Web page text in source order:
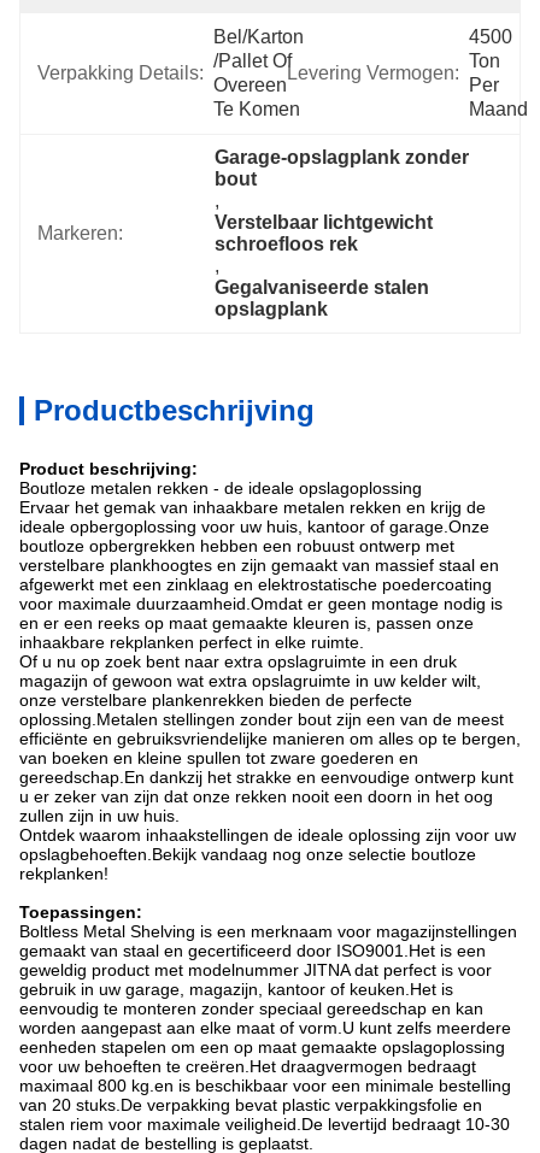
Verpakking Details:
Bel/karton
/pallet Of
Overeen
Te Komen
Levering Vermogen:
4500
Ton
Per
Maand
Markeren:
Garage-opslagplank zonder
bout
,
Verstelbaar lichtgewicht
schroefloos rek
,
Gegalvaniseerde stalen
opslagplank
Productbeschrijving
Product beschrijving:
Boutloze metalen rekken - de ideale opslagoplossing
Ervaar het gemak van inhaakbare metalen rekken en krijg de
ideale opbergoplossing voor uw huis, kantoor of garage.Onze
boutloze opbergrekken hebben een robuust ontwerp met
verstelbare plankhoogtes en zijn gemaakt van massief staal en
afgewerkt met een zinklaag en elektrostatische poedercoating
voor maximale duurzaamheid.Omdat er geen montage nodig is
en er een reeks op maat gemaakte kleuren is, passen onze
inhaakbare rekplanken perfect in elke ruimte.
Of u nu op zoek bent naar extra opslagruimte in een druk
magazijn of gewoon wat extra opslagruimte in uw kelder wilt,
onze verstelbare plankenrekken bieden de perfecte
oplossing.Metalen stellingen zonder bout zijn een van de meest
efficiënte en gebruiksvriendelijke manieren om alles op te bergen,
van boeken en kleine spullen tot zware goederen en
gereedschap.En dankzij het strakke en eenvoudige ontwerp kunt
u er zeker van zijn dat onze rekken nooit een doorn in het oog
zullen zijn in uw huis.
Ontdek waarom inhaakstellingen de ideale oplossing zijn voor uw
opslagbehoeften.Bekijk vandaag nog onze selectie boutloze
rekplanken!
Toepassingen:
Boltless Metal Shelving is een merknaam voor magazijnstellingen
gemaakt van staal en gecertificeerd door ISO9001.Het is een
geweldig product met modelnummer JITNA dat perfect is voor
gebruik in uw garage, magazijn, kantoor of keuken.Het is
eenvoudig te monteren zonder speciaal gereedschap en kan
worden aangepast aan elke maat of vorm.U kunt zelfs meerdere
eenheden stapelen om een ​​op maat gemaakte opslagoplossing
voor uw behoeften te creëren.Het draagvermogen bedraagt ​​
maximaal 800 kg.en is beschikbaar voor een minimale bestelling
van 20 stuks.De verpakking bevat plastic verpakkingsfolie en
stalen riem voor maximale veiligheid.De levertijd bedraagt ​​10-30
dagen nadat de bestelling is geplaatst.